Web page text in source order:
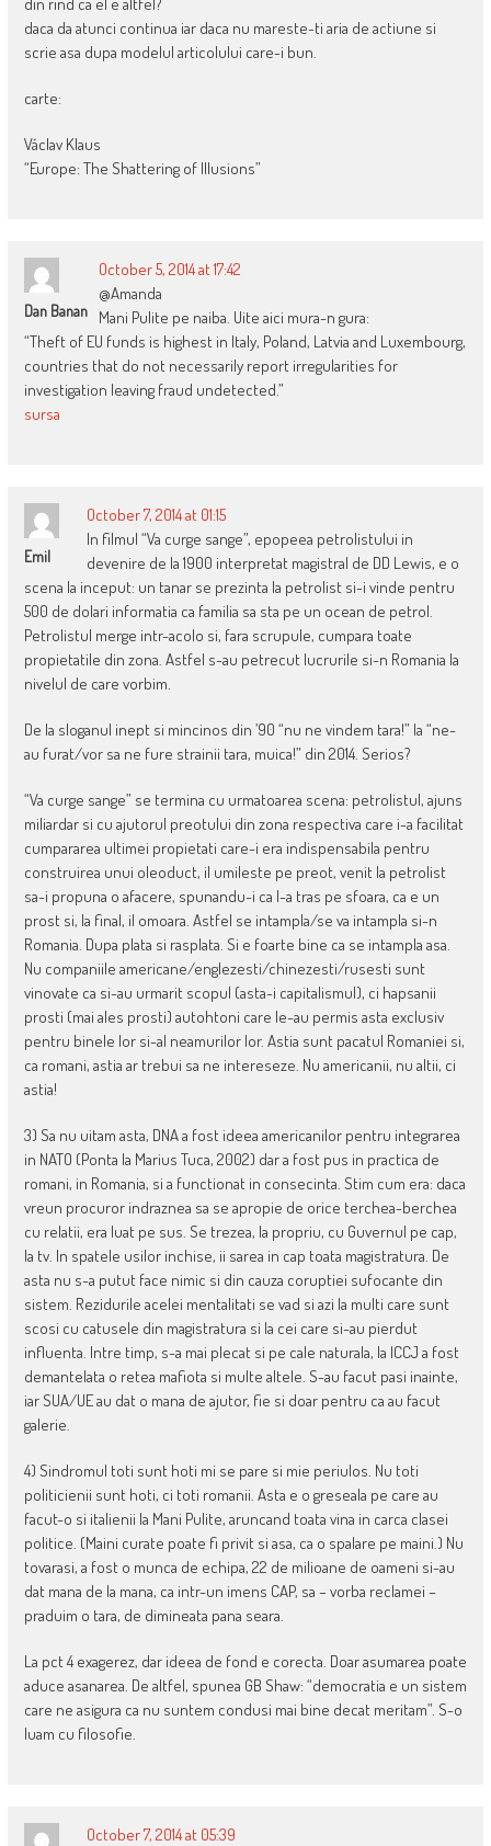
daca da atunci continua iar daca nu mareste-ti aria de actiune si
scrie asa dupa modelul articolului care-i bun.
carte:
Václav Klaus
“Europe: The Shattering of Illusions”
Dan Banan
October 5, 2014 at 17:42
@Amanda
Mani Pulite pe naiba. Uite aici mura-n gura:
“Theft of EU funds is highest in Italy, Poland, Latvia and Luxembourg,
countries that do not necessarily report irregularities for
investigation leaving fraud undetected.”
sursa
Emil
October 7, 2014 at 01:15
In filmul “Va curge sange”, epopeea petrolistului in
devenire de la 1900 interpretat magistral de DD Lewis, e o
scena la inceput: un tanar se prezinta la petrolist si-i vinde pentru
500 de dolari informatia ca familia sa sta pe un ocean de petrol.
Petrolistul merge intr-acolo si, fara scrupule, cumpara toate
propietatile din zona. Astfel s-au petrecut lucrurile si-n Romania la
nivelul de care vorbim.
De la sloganul inept si mincinos din ’90 “nu ne vindem tara!” la “ne-
au furat/vor sa ne fure strainii tara, muica!” din 2014. Serios?
“Va curge sange” se termina cu urmatoarea scena: petrolistul, ajuns
miliardar si cu ajutorul preotului din zona respectiva care i-a facilitat
cumpararea ultimei propietati care-i era indispensabila pentru
construirea unui oleoduct, il umileste pe preot, venit la petrolist
sa-i propuna o afacere, spunandu-i ca l-a tras pe sfoara, ca e un
prost si, la final, il omoara. Astfel se intampla/se va intampla si-n
Romania. Dupa plata si rasplata. Si e foarte bine ca se intampla asa.
Nu companiile americane/englezesti/chinezesti/rusesti sunt
vinovate ca si-au urmarit scopul (asta-i capitalismul), ci hapsanii
prosti (mai ales prosti) autohtoni care le-au permis asta exclusiv
pentru binele lor si-al neamurilor lor. Astia sunt pacatul Romaniei si,
ca romani, astia ar trebui sa ne intereseze. Nu americanii, nu altii, ci
astia!
3) Sa nu uitam asta, DNA a fost ideea americanilor pentru integrarea
in NATO (Ponta la Marius Tuca, 2002) dar a fost pus in practica de
romani, in Romania, si a functionat in consecinta. Stim cum era: daca
vreun procuror indraznea sa se apropie de orice terchea-berchea
cu relatii, era luat pe sus. Se trezea, la propriu, cu Guvernul pe cap,
la tv. In spatele usilor inchise, ii sarea in cap toata magistratura. De
asta nu s-a putut face nimic si din cauza coruptiei sufocante din
sistem. Rezidurile acelei mentalitati se vad si azi la multi care sunt
scosi cu catusele din magistratura si la cei care si-au pierdut
influenta. Intre timp, s-a mai plecat si pe cale naturala, la ICCJ a fost
demantelata o retea mafiota si multe altele. S-au facut pasi inainte,
iar SUA/UE au dat o mana de ajutor, fie si doar pentru ca au facut
galerie.
4) Sindromul toti sunt hoti mi se pare si mie periulos. Nu toti
politicienii sunt hoti, ci toti romanii. Asta e o greseala pe care au
facut-o si italienii la Mani Pulite, aruncand toata vina in carca clasei
politice. (Maini curate poate fi privit si asa, ca o spalare pe maini.) Nu
tovarasi, a fost o munca de echipa, 22 de milioane de oameni si-au
dat mana de la mana, ca intr-un imens CAP, sa – vorba reclamei –
praduim o tara, de dimineata pana seara.
La pct 4 exagerez, dar ideea de fond e corecta. Doar asumarea poate
aduce asanarea. De altfel, spunea GB Shaw: “democratia e un sistem
care ne asigura ca nu suntem condusi mai bine decat meritam”. S-o
luam cu filosofie.
October 7, 2014 at 05:39